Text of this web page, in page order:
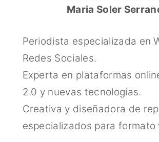
Maria Soler
Periodista especializada en
Redes Sociales.
Experta en plataformas
2.0 y nuevas tecnologías.
Creativa y diseñadora de
especializados para formato